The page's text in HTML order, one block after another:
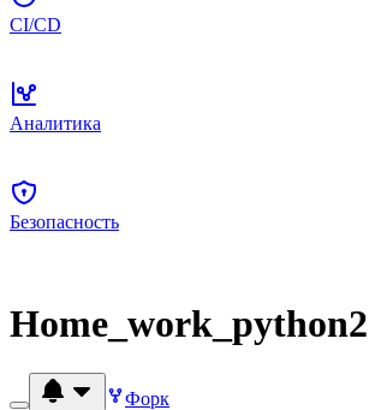
CI/CD
Аналитика
Безопасность
Home_work_python2
Форк